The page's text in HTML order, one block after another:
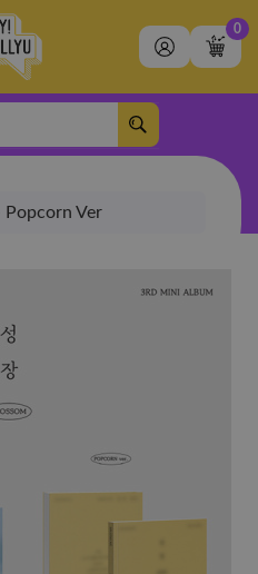
0
Popcorn Ver